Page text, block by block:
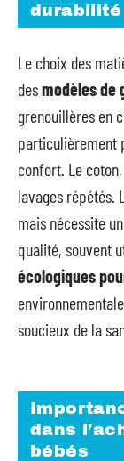
durabilité
Le choix des
desmodèles de
grenouillères en
particulièrement
confort. Le
lavages répétés.
mais nécessite
qualité, souvent
écologiques
soucieux de la
dans
bébés